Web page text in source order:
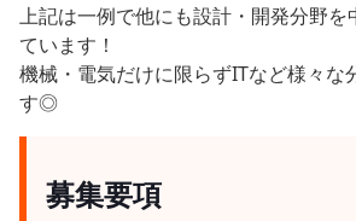
上記は一例で他にも設計・開発分野
ています！
機械・電気だけに限らずITなど様々な
す◎
募集要項